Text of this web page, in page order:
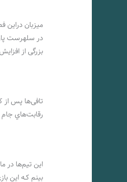
بزرگی از
رقابت‌هاي‌ جام
بینم کـه این